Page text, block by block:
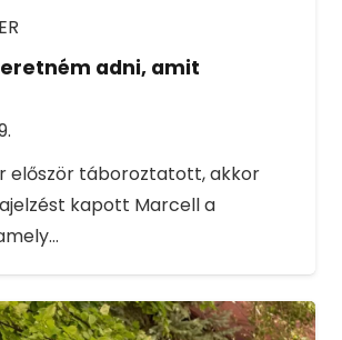
adni, amit
először táboroztatott, akkor
kapott Marcell a